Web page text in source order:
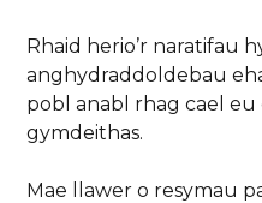
Rhaid herio’r naratifau
anghydraddoldebau
pobl anabl rhag cael
gymdeithas.
Mae llawer o resymau